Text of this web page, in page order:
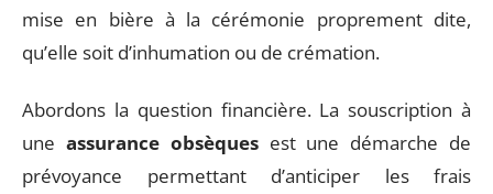
mise en bière à la cérémonie proprement dite,
qu’elle soit d’inhumation ou de crémation.
Abordons la question financière. La souscription à
une assurance obsèquesest une démarche de
prévoyance permettant d’anticiper les frais